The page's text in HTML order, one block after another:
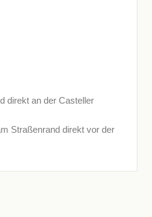
direkt an der Casteller
Straßenrand direkt vor der